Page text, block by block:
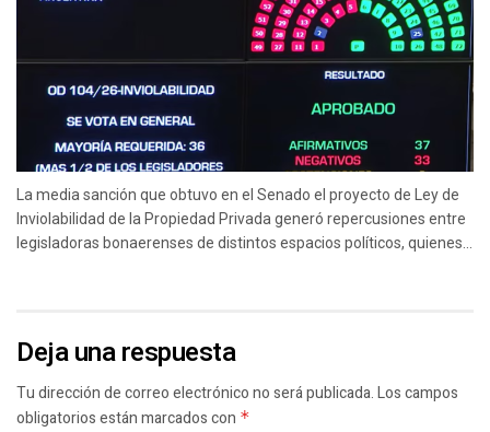
La media sanción que obtuvo en el Senado el proyecto de Ley de
Inviolabilidad de la Propiedad Privada generó repercusiones entre
legisladoras bonaerenses de distintos espacios políticos, quienes...
Deja una respuesta
Tu dirección de correo electrónico no será publicada.Los campos
obligatorios están marcados con *